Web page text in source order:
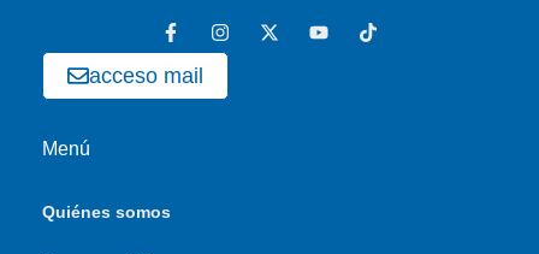
acceso mail
Menú
Quiénes somos